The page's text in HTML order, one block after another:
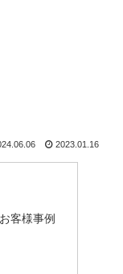
2023.01.16
客様事例